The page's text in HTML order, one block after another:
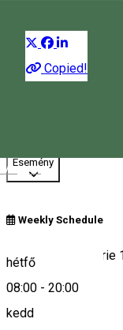
Magyar
Copied!
08:00 - 19:30
Esemény
Weekly Schedule
hétfő
08:00 - 20:00
kedd
Strada 1 Decembrie
Romania